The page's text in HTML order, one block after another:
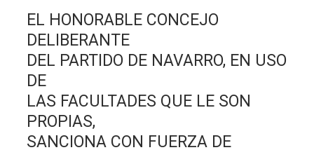
EL HONORABLE CONCEJO
DELIBERANTE
DEL PARTIDO DE NAVARRO, EN USO
DE
LAS FACULTADES QUE LE SON
PROPIAS,
SANCIONA CON FUERZA DE